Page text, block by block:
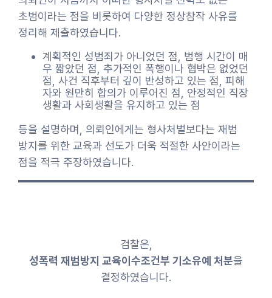
초범이라는 점을 비롯하여 다양한 정상참작 사유를
정리해 제출하였습니다.
계획적인 성범죄가 아니었던 점, 범행 시간이 매
우 짧았던 점, 추가적인 폭행이나 협박은 없었던
점, 사건 직후부터 깊이 반성하고 있는 점, 피해
자와 원만히 합의가 이루어진 점, 안정적인 직장
생활과 사회생활을 유지하고 있는 점
등을 설명하며, 의뢰인에게는 형사처벌보다는 재범
방지를 위한 교육과 선도가 더욱 적절한 사안이라는
점을 적극 주장하였습니다.
검찰은,
성폭력 재범방지 교육이수조건부 기소유예 처분을
결정하였습니다.